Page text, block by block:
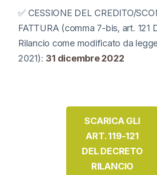
✅ CESSIONE DEL CREDITO/
FATTURA (comma 7-bis, art. 121
Rilancio come modificato da
2021): 31 dicembre 2022
SCARICA GLI
ART. 119-121
DEL DECRETO
RILANCIO